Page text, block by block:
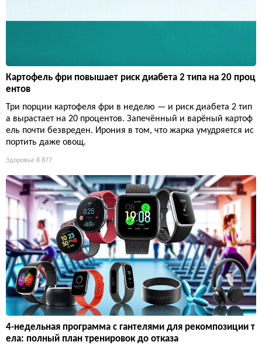
Картофель фри повышает риск диабета 2 типа на 20 проц
ентов
Три порции картофеля фри в неделю — и риск диабета 2 тип
а вырастает на 20 процентов. Запечённый и варёный картоф
ель почти безвреден. Ирония в том, что жарка умудряется ис
портить даже овощ.
Здоровье 8 877
4-недельная программа с гантелями для рекомпозиции т
ела: полный план тренировок до отказа